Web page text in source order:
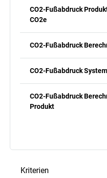
CO2-Fußabdruck
CO2e
CO2-Fußabdruck
CO2-Fußabdruck
CO2-Fußabdruck
Produkt
Kriterien